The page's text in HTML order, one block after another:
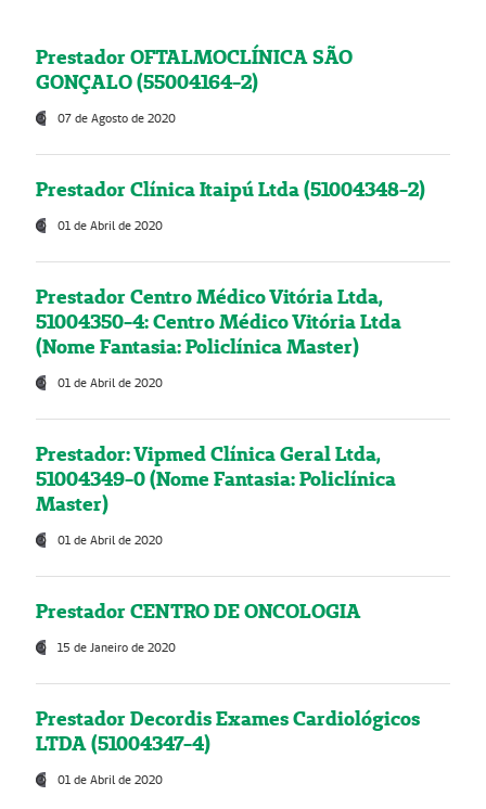
Prestador OFTALMOCLÍNICA SÃO
GONÇALO (55004164-2)
07 de Agosto de 2020
Prestador Clínica Itaipú Ltda (51004348-2)
01 de Abril de 2020
Prestador Centro Médico Vitória Ltda,
51004350-4: Centro Médico Vitória Ltda
(Nome Fantasia: Policlínica Master)
01 de Abril de 2020
Prestador: Vipmed Clínica Geral Ltda,
51004349-0 (Nome Fantasia: Policlínica
Master)
01 de Abril de 2020
Prestador CENTRO DE ONCOLOGIA
15 de Janeiro de 2020
Prestador Decordis Exames Cardiológicos
LTDA (51004347-4)
01 de Abril de 2020